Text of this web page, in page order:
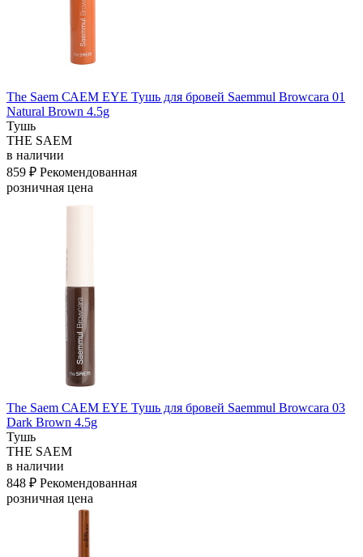
The Saem САЕМ EYE Тушь для бровей Saemmul Browcara 01
Natural Brown 4.5g
Тушь
THE SAEM
в наличии
859 ₽ Рекомендованная
розничная цена
The Saem САЕМ EYE Тушь для бровей Saemmul Browcara 03
Dark Brown 4.5g
Тушь
THE SAEM
в наличии
848 ₽ Рекомендованная
розничная цена